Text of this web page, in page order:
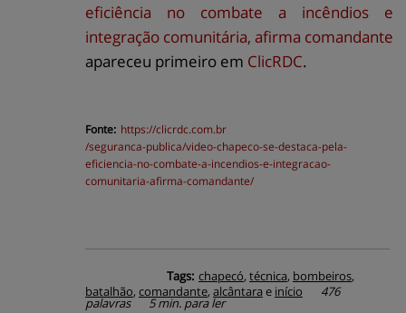
eficiência no combate a incêndios e
integração comunitária, afirma comandante
apareceu primeiro em ClicRDC.
Fonte: https://clicrdc.com.br
/seguranca-publica/video-chapeco-se-destaca-pela-
eficiencia-no-combate-a-incendios-e-integracao-
comunitaria-afirma-comandante/
Tags: chapecó, técnica, bombeiros,
batalhão, comandante, alcântara e início 476
palavras 5 min. para ler